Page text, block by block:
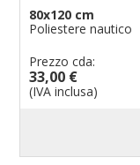
80x120 cm
Poliestere nautico
Prezzo cda:
33,00 €
(IVA inclusa)